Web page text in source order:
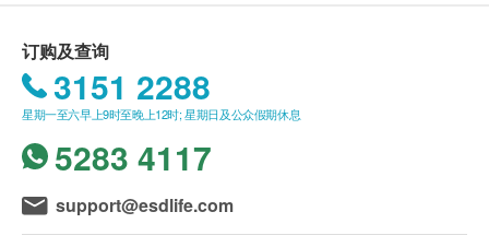
永明
产地
香港
300粒
送货条款：
购买 永明制药 产品总额满HK$500，即可享本地
免费送货服务。账单总额未满HK$500需附加
HK$30运费。
我们将于确定订单后3-5个工作天内安排发货。
不排除运送时间会因节日而有所影响。当八号烈风
讯号悬挂或黑色暴雨警告生效时，送货服务时间将
订购及查询
3151 2288
星期一至六早上9时至晚上12时; 星期日及公众假期休息
5283 4117
support@esdlife.com